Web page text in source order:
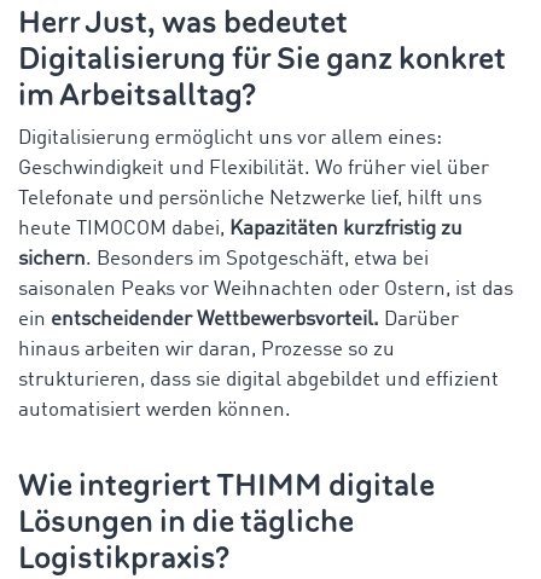
Herr Just, was bedeutet
Digitalisierung für Sie ganz konkret
im Arbeitsalltag?
Digitalisierung ermöglicht uns vor allem eines:
Geschwindigkeit und Flexibilität. Wo früher viel über
Telefonate und persönliche Netzwerke lief, hilft uns
heute TIMOCOM dabei, Kapazitäten kurzfristig zu
sichern. Besonders im Spotgeschäft, etwa bei
saisonalen Peaks vor Weihnachten oder Ostern, ist das
ein entscheidender Wettbewerbsvorteil. Darüber
hinaus arbeiten wir daran, Prozesse so zu
strukturieren, dass sie digital abgebildet und effizient
automatisiert werden können.
Wie integriert THIMM digitale
Lösungen in die tägliche
Logistikpraxis?